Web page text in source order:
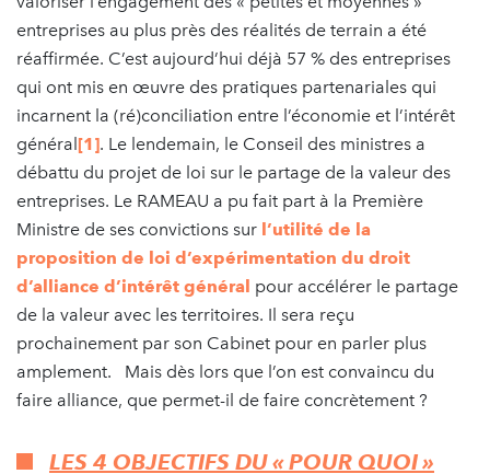
entreprises au plus près des réalités de terrain a été
réaffirmée. C’est aujourd’hui déjà 57 % des entreprises
qui ont mis en œuvre des pratiques partenariales qui
incarnent la (ré)conciliation entre l’économie et l’intérêt
général[1]. Le lendemain, le Conseil des ministres a
débattu du projet de loi sur le partage de la valeur des
entreprises. Le RAMEAU a pu fait part à la Première
Ministre de ses convictions sur l’utilité de la
proposition de loi d’expérimentation du droit
d’alliance d’intérêt général pour accélérer le partage
de la valeur avec les territoires. Il sera reçu
prochainement par son Cabinet pour en parler plus
amplement. Mais dès lors que l’on est convaincu du
faire alliance, que permet-il de faire concrètement ?
LES 4 OBJECTIFS DU « POUR QUOI »